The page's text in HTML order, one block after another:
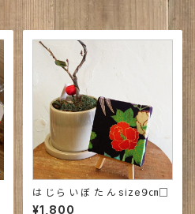
は じ ら い ぼ た ん size９㎝□
¥1,800